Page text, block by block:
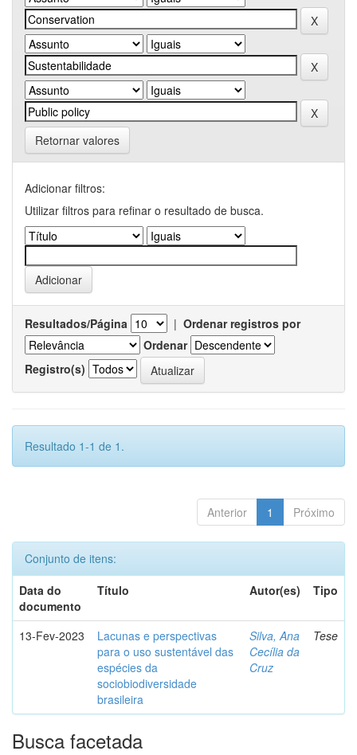
Retornar valores
Adicionar filtros:
Utilizar filtros para refinar o resultado de busca.
Resultados/Página | Ordenar registros por
Ordenar
Registro(s)
Resultado 1-1 de 1.
Anterior 1 Próximo
Conjunto de itens:
Data do
documento
Título Autor(es) Tipo
13-Fev-2023
Lacunas e perspectivas
para o uso sustentável das
espécies da
sociobiodiversidade
brasileira
Silva, Ana
Cecília da
Cruz
Tese
Busca facetada